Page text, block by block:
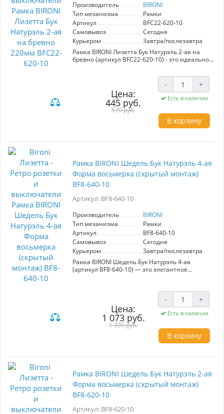
Производитель
BIRONI
Тип механизма
Рамки
Артикул
BFC22-620-10
Самовывоз
Сегодня
Курьером
Завтра/послезавтра
Рамка BIRONI Лизетта Бук Натурэль 2-ая на
бревно (артикул BFC22-620-10) - это идеальное
интерьера. Изготовленная из натурального
бука, керамики и пластика, эта рамка сочетает
надежность и стиль. Особое внимание
уделено эстетике: натуральный цвет бука
подойдет к любому интерьеру, добавляя ему
тепла и уюта. Рамка совместима со всеми
изделиями бренда BIRONI и предлагает
разнообразные цветовые решения для
осуществляется быстро и без особых усилий,
Выберите рамку, которая подчеркнет вашу
уникальность и дополнит ваш интерьер!
Цена:
445 руб.
579 руб.
- +
Есть в наличии
В корзину
Рамка BIRONI Шедель Бук Натурэль 4-ая
Форма восьмерка (скрытый монтаж)
BF8-640-10
Артикул: BF8-640-10
Производитель
BIRONI
Тип механизма
Рамки
Артикул
BF8-640-10
Самовывоз
Сегодня
Курьером
Завтра/послезавтра
Рамка BIRONI Шедель Бук Натурэль 4-ая
(артикул BF8-640-10) — это элегантное
материалов, она сочетает в себе прочность и
эстетическую привлекательность, добавляя
уют и атмосферу старины. Цвет "Бук Натурэль"
прекрасно гармонирует с различными
отделками, подчеркивая изящество
интерьера. Особенностью данной рамки
является скрытый монтаж, что обеспечивает
плотное прилегание к стене и защищает её
только гарантирует аккуратный внешний вид,
Использование рамки также позволяет
надежно фиксировать выступающие розетки
без углубления, создавая завершенный и
стильный образ. Выберите рамку BIRONI для
Цена:
1 073 руб.
1 395 руб.
- +
Есть в наличии
В корзину
Рамка BIRONI Шедель Бук Натурэль 2-ая
Форма восьмерка (скрытый монтаж)
BF8-620-10
Артикул: BF8-620-10